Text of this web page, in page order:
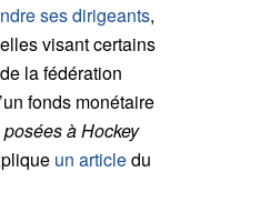
ses dirigeants,
visant certains
la fédération
fonds monétaire
à Hockey
un articledu